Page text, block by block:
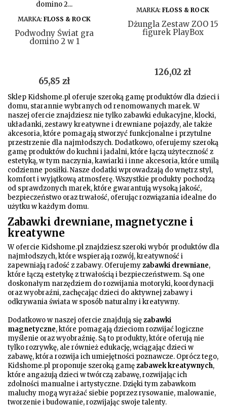
DO KOSZYKA
MARKA: FLOSS & ROCK
Podwodny Świat gra
domino 2 w 1
Cena
65,85 zł
DO KOSZYKA
MARKA: FLOSS & ROCK
Dżungla Zestaw ZOO 15
figurek PlayBox
Cena
126,02 zł
Sklep Kidshome.pl oferuje szeroką gamę produktów dla dzieci i
domu, starannie wybranych od renomowanych marek. W
naszej ofercie znajdziesz nie tylko zabawki edukacyjne, klocki,
układanki, zestawy kreatywne i drewniane pojazdy, ale także
akcesoria, które pomagają stworzyć funkcjonalne i przytulne
przestrzenie dla najmłodszych. Dodatkowo, oferujemy szeroką
gamę produktów do kuchni i jadalni, które łączą użyteczność z
estetyką, w tym naczynia, kawiarki i inne akcesoria, które umilą
codzienne posiłki. Nasze dodatki wprowadzają do wnętrz styl,
komfort i wyjątkową atmosferę. Wszystkie produkty pochodzą
od sprawdzonych marek, które gwarantują wysoką jakość,
bezpieczeństwo oraz trwałość, oferując rozwiązania idealne do
użytku w każdym domu.
Zabawki drewniane, magnetyczne i
kreatywne
W ofercie Kidshome.pl znajdziesz szeroki wybór produktów dla
najmłodszych, które wspierają rozwój, kreatywność i
zapewniają radość z zabawy. Oferujemyzabawki drewniane,
które łączą estetykę z trwałością i bezpieczeństwem. Są one
doskonałym narzędziem do rozwijania motoryki, koordynacji
oraz wyobraźni, zachęcając dzieci do aktywnej zabawy i
odkrywania świata w sposób naturalny i kreatywny.
Dodatkowo w naszej ofercie znajdują sięzabawki
magnetyczne, które pomagają dzieciom rozwijać logiczne
myślenie oraz wyobraźnię. Są to produkty, które oferują nie
tylko rozrywkę, ale również edukację, wciągając dzieci w
zabawę, która rozwija ich umiejętności poznawcze. Oprócz tego,
Kidshome.pl proponuje szeroką gamęzabawek kreatywnych,
które angażują dzieci w twórczą zabawę, rozwijając ich
zdolności manualne i artystyczne. Dzięki tym zabawkom
maluchy mogą wyrażać siebie poprzez rysowanie, malowanie,
tworzenie i budowanie, rozwijając swoje talenty.